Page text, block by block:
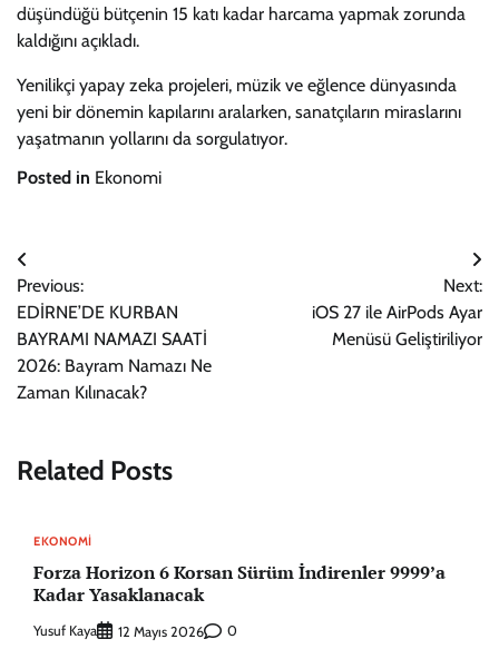
düşündüğü bütçenin 15 katı kadar harcama yapmak zorunda
kaldığını açıkladı.
Yenilikçi yapay zeka projeleri, müzik ve eğlence dünyasında
yeni bir dönemin kapılarını aralarken, sanatçıların miraslarını
yaşatmanın yollarını da sorgulatıyor.
Posted in Ekonomi
Yazı
gezinmesi
Previous:
EDİRNE’DE KURBAN
BAYRAMI NAMAZI SAATİ
2026: Bayram Namazı Ne
Zaman Kılınacak?
Next:
iOS 27 ile AirPods Ayar
Menüsü Geliştiriliyor
Related Posts
EKONOMI
Forza Horizon 6 Korsan Sürüm İndirenler 9999’a
Kadar Yasaklanacak
Yusuf Kaya 12 Mayıs 2026 0